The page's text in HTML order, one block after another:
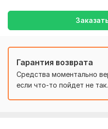
Гарантия возврата
Средства моментально
если что-то пойдет не так.